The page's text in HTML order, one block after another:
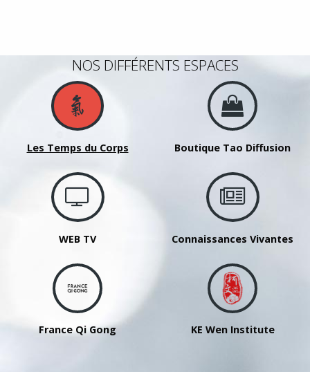
NOS DIFFÉRENTS ESPACES
Les Temps du Corps Boutique Tao Diffusion
WEB TV Connaissances Vivantes
France Qi Gong KE Wen Institute